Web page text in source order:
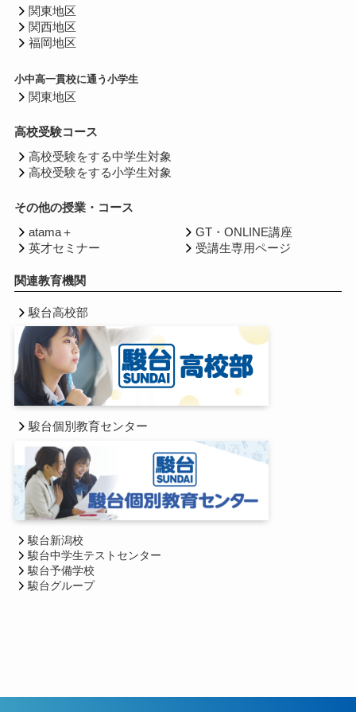
関東地区
関西地区
福岡地区
小中高一貫校に通う小学生
関東地区
高校受験コース
高校受験をする中学生対象
高校受験をする小学生対象
その他の授業・コース
atama＋
英才セミナー
GT・ONLINE講座
受講生専用ページ
関連教育機関
駿台高校部
駿台個別教育センター
駿台新潟校
駿台中学生テストセンター
駿台予備学校
駿台グループ